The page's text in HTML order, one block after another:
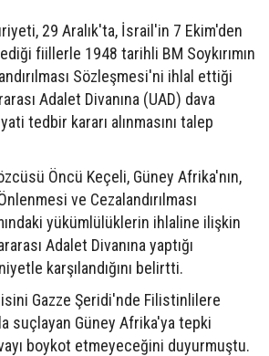
29 Aralık'ta, İsrail'in 7 Ekim'den
fiillerle 1948 tarihli BM Soykırımın
Sözleşmesi'ni ihlal ettiği
Adalet Divanına (UAD) dava
tedbir kararı alınmasını talep
Öncü Keçeli, Güney Afrika'nın,
ve Cezalandırılması
yükümlülüklerin ihlaline ilişkin
Adalet Divanına yaptığı
karşılandığını belirtti.
Gazze Şeridi'nde Filistinlilere
suçlayan Güney Afrika'ya tepki
boykot etmeyeceğini duyurmuştu.